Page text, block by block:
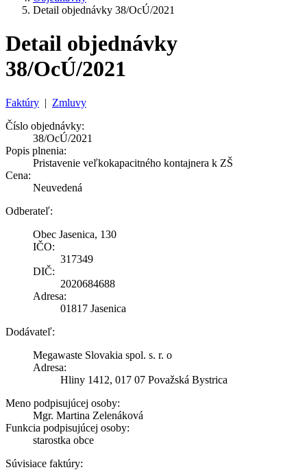
Detail objednávky 38/OcÚ/2021
Detail objednávky
38/OcÚ/2021
Faktúry | Zmluvy
Číslo objednávky:
38/OcÚ/2021
Popis plnenia:
Pristavenie veľkokapacitného kontajnera k ZŠ
Cena:
Neuvedená
Odberateľ:
Obec Jasenica, 130
IČO:
317349
DIČ:
2020684688
Adresa:
01817 Jasenica
Dodávateľ:
Megawaste Slovakia spol. s. r. o
Adresa:
Hliny 1412, 017 07 Považská Bystrica
Meno podpisujúcej osoby:
Mgr. Martina Zelenáková
Funkcia podpisujúcej osoby:
starostka obce
Súvisiace faktúry: